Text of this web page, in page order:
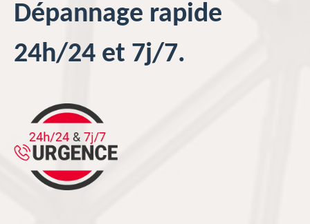
Dépannage rapide
24h/24 et 7j/7.